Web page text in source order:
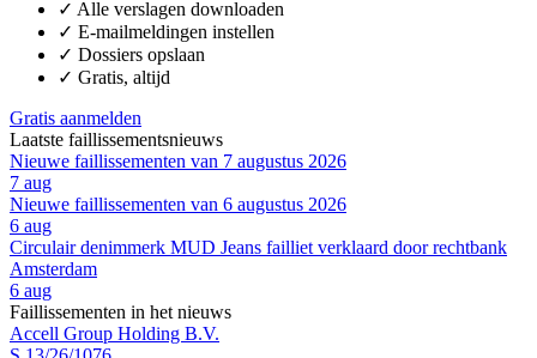
✓ Alle verslagen downloaden
✓ E-mailmeldingen instellen
✓ Dossiers opslaan
✓ Gratis, altijd
Gratis aanmelden
Laatste faillissementsnieuws
Nieuwe faillissementen van 7 augustus 2026
7 aug
Nieuwe faillissementen van 6 augustus 2026
6 aug
Circulair denimmerk MUD Jeans failliet verklaard door rechtbank
Amsterdam
6 aug
Faillissementen in het nieuws
Accell Group Holding B.V.